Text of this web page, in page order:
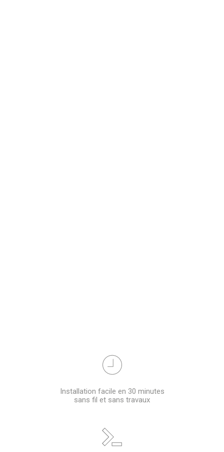
Installation facile en 30 minutes
sans fil et sans travaux